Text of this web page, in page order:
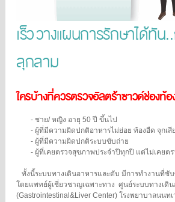
เร็ว วางแผนการรักษาได้ทัน
ลุกลาม
ใครบ้างที่ควรตรวจอัลตร้าซาวด์ช่องท้อ
- ชาย/ หญิง อายุ 50 ปี ขึ้นไป
- ผู้ที่มีความผิดปกติอาหารไม่ย่อย ท้องอืด จุกเสี
- ผู้ที่มีความผิดปกติระบบขับถ่าย
- ผู้ที่เคยตรวจสุขภาพประจำปีทุกปี แต่ไม่เคยต
ทั้งนี้ระบบทางเดินอาหารและตับ มีการทำงานที่ซั
โดยแพทย์ผู้เชี่ยวชาญเฉพาะทาง ศูนย์ระบบทางเดิ
(Gastrointestinal&Liver Center) โรงพยาบาลนนท